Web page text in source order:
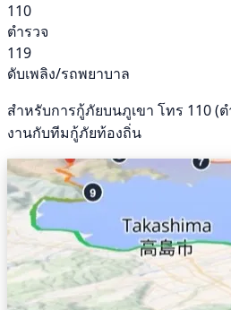
110
ตำรวจ
119
ดับเพลิง/รถพยาบาล
สำหรับการกู้ภัยบนภูเขา โทร 110 (
งานกับทีมกู้ภัยท้องถิ่น